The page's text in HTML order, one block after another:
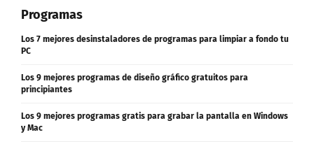
Programas
Los 7 mejores desinstaladores de programas para limpiar a fondo tu
PC
Los 9 mejores programas de diseño gráfico gratuitos para
principiantes
Los 9 mejores programas gratis para grabar la pantalla en Windows
y Mac